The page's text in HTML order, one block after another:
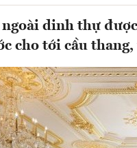
ngoài dinh thự
cho tới cầu